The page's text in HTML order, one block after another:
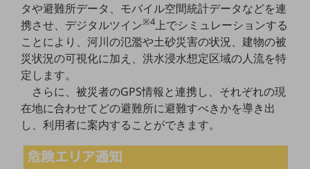
自動化・省電化
人材不足解消
業種・業態で探す
業種・業態で探すTOP
一次産業
タや避難所データ、モバイル空間統計データなどを連
携させ、デジタルツイン※4上でシミュレーションする
ことにより、河川の氾濫や土砂災害の状況、建物の被
災状況の可視化に加え、洪水浸水想定区域の人流を特
定します。
さらに、被災者のGPS情報と連携し、それぞれの現
在地に合わせてどの避難所に避難すべきかを導き出
し、利用者に案内することができます。